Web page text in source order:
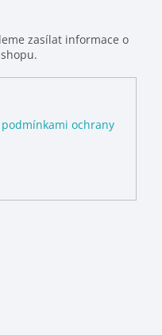
zasílat informace o
podmínkami ochrany